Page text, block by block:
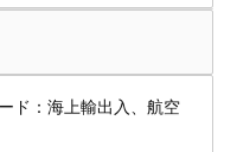
ド：海上輸出入、航空